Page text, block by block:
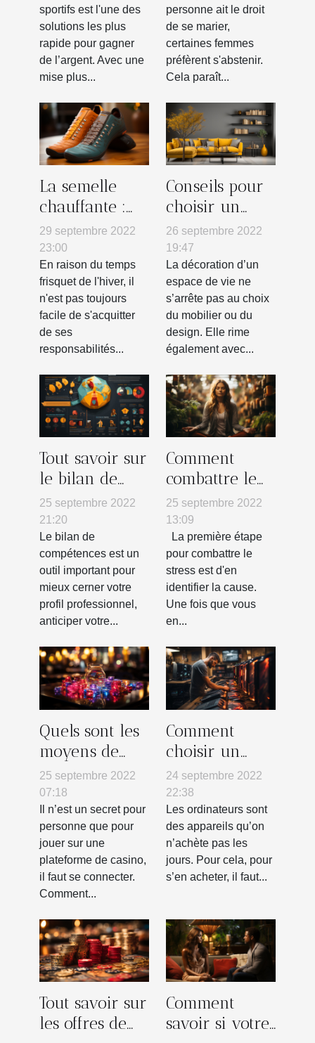
sportifs est l'une des
solutions les plus
rapide pour gagner
de l’argent. Avec une
mise plus...
personne ait le droit
de se marier,
certaines femmes
préfèrent s'abstenir.
Cela paraît...
La semelle
chauffante :
pourquoi
l'utiliser ?
29 septembre 2022
23:00
En raison du temps
frisquet de l'hiver, il
n'est pas toujours
facile de s'acquitter
de ses
responsabilités...
Conseils pour
choisir un
tableau mural
26 septembre 2022
19:47
La décoration d’un
espace de vie ne
s’arrête pas au choix
du mobilier ou du
design. Elle rime
également avec...
Tout savoir sur
le bilan de
compétences
25 septembre 2022
21:20
Le bilan de
compétences est un
outil important pour
mieux cerner votre
profil professionnel,
anticiper votre...
Comment
combattre le
stress
25 septembre 2022
13:09
La première étape
pour combattre le
stress est d'en
identifier la cause.
Une fois que vous
en...
Quels sont les
moyens de
réussir à se
connecter à
une
plateforme de
casino ?
25 septembre 2022
07:18
Il n’est un secret pour
personne que pour
jouer sur une
plateforme de casino,
il faut se connecter.
Comment...
Comment
choisir un
ordinateur ?
24 septembre 2022
22:38
Les ordinateurs sont
des appareils qu’on
n’achète pas les
jours. Pour cela, pour
s’en acheter, il faut...
Tout savoir sur
les offres de
Comment
savoir si votre